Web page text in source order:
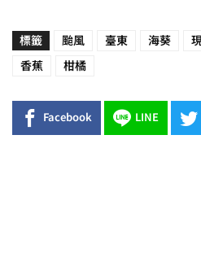
標籤 颱風 臺東 海葵
香蕉 柑橘
Facebook LINE